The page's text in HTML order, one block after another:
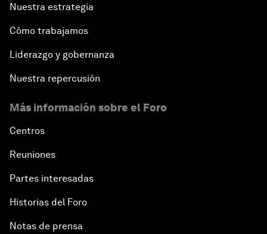
Nuestra estrategia
Cómo trabajamos
Liderazgo y gobernanza
Nuestra repercusión
Más información sobre el Foro
Centros
Reuniones
Partes interesadas
Historias del Foro
Notas de prensa